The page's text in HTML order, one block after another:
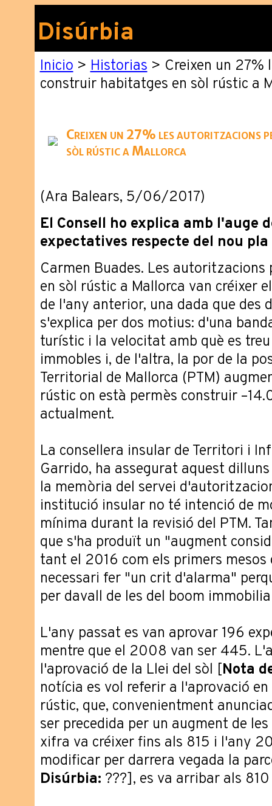
Disúrbia
Inicio>Historias> Creixen un 27%
construir habitatges en sòl rústic a
Creixen un 27% les autoritzacions
sòl rústic a Mallorca
(Ara Balears, 5/06/2017)
El Consell ho explica amb l'auge
expectatives respecte del nou
Carmen Buades. Les
en sòl rústic a Mallorca van créixer
de l'any anterior, una dada que des
s'explica per dos motius: d'una
turístic i la velocitat amb què es
immobles i, de l'altra, la por de la
Territorial de Mallorca (PTM)
rústic on està permès construir
actualment.
La consellera insular de Territori i
Garrido, ha assegurat aquest
la memòria del servei
institució insular no té intenció de
mínima durant la revisió del PTM.
que s'ha produït un "augment
tant el 2016 com els primers mesos
necessari fer "un crit d'alarma"
per davall de les del boom
L'any passat es van aprovar 196
mentre que el 2008 van ser 445.
l'aprovació de la Llei del sòl [Nota
notícia es vol referir a l'aprovació en
rústic, que, convenientment
ser precedida per un augment de
xifra va créixer fins als 815 i l'any
modificar per darrera vegada la
Disúrbia: ???], es va arribar als